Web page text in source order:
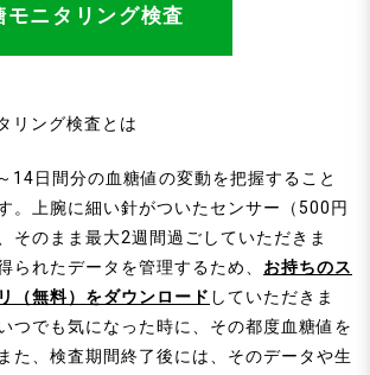
モニタリング検査
リング検査とは
日間分の血糖値の変動を把握すること
。上腕に細い針がついたセンサー（500円
そのまま最大2週間過ごしていただきま
られたデータを管理するため、 お持ちのス
（無料）をダウンロード していただきま
つでも気になった時に、その都度血糖値を
た、検査期間終了後には、そのデータや生